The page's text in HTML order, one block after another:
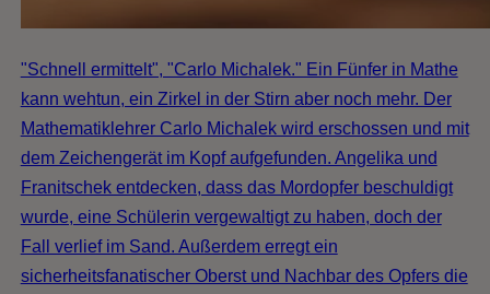
"Schnell ermittelt", "Carlo Michalek." Ein Fünfer in Mathe
kann wehtun, ein Zirkel in der Stirn aber noch mehr. Der
Mathematiklehrer Carlo Michalek wird erschossen und mit
dem Zeichengerät im Kopf aufgefunden. Angelika und
Franitschek entdecken, dass das Mordopfer beschuldigt
wurde, eine Schülerin vergewaltigt zu haben, doch der
Fall verlief im Sand. Außerdem erregt ein
sicherheitsfanatischer Oberst und Nachbar des Opfers die